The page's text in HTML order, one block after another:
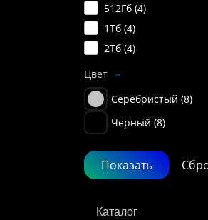
512Гб (4)
1Тб (4)
2Тб (4)
Цвет
Серебристый (8)
Черный (8)
Каталог